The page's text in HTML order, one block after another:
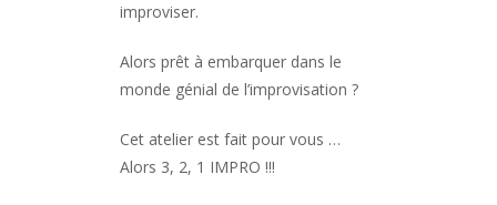
improviser.
Alors prêt à embarquer dans le
monde génial de l’improvisation ?
Cet atelier est fait pour vous …
Alors 3, 2, 1 IMPRO !!!